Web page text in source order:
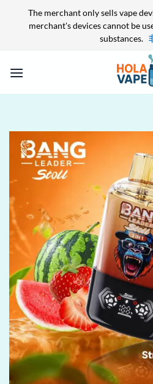
The merchant only sells vape
merchant's devices cannot be
substances.